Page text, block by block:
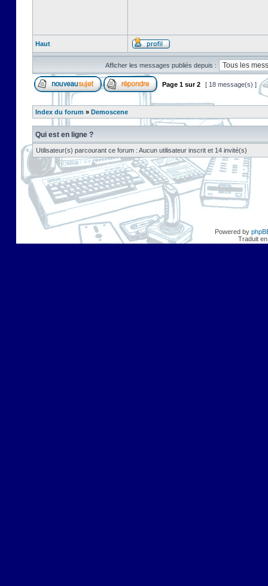
Haut
Afficher les messages publiés depuis :
Page 1 sur2 [ 18 message(s) ]
Index du forum » Demoscene
Qui est en ligne ?
Utilisateur(s) parcourant ce forum : Aucun utilisateur inscrit et 14 invité(s)
Powered by
Traduit